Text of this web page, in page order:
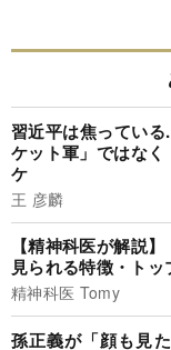
習近平は焦ってい
ケット軍」ではな
ケ
王 彦麟
【精神科医が解説
見られる特徴・トッ
精神科医 Tomy
孫正義が「顔も見